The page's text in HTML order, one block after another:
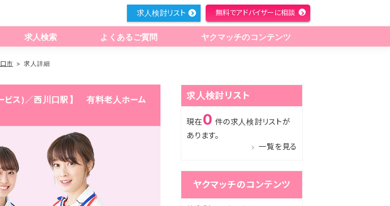
求人検索 よくあるご質問 ヤクマッチのコンテンツ
求人検討リスト 無料でアドバイザーに相談
市 求人詳細
ビス)／西川口駅】 有料老人ホーム
求人検討リスト
現在0 件の求人検討リストが
あります。
一覧を見る
ヤクマッチのコンテンツ